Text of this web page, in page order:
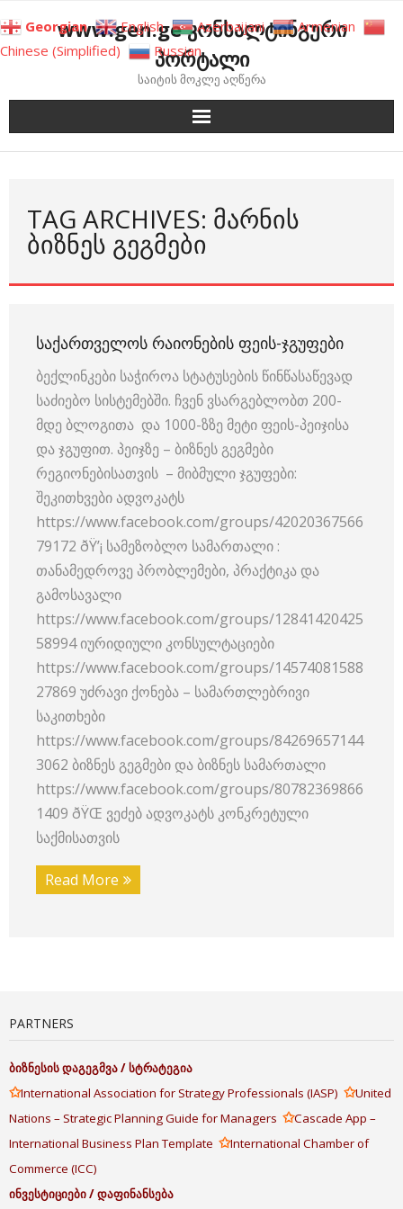
to
content
www.gen.ge კონსალტინგური
პორტალი
საიტის მოკლე აღწერა
TAG ARCHIVES: ᲛᲐᲠᲜᲘᲡ
ᲑᲘᲖᲜᲔᲡ ᲒᲔᲒᲛᲔᲑᲘ
ᲡᲐᲥᲐᲠᲗᲕᲔᲚᲝᲡ ᲠᲐᲘᲝᲜᲔᲑᲘᲡ ᲤᲔᲘᲡ-ᲯᲒᲣᲤᲔᲑᲘ
ბექლინკები საჭიროა სტატუსების წინწასაწევად
საძიებო სისტემებში. ჩვენ ვსარგებლობთ 200-
მდე ბლოგითა და 1000-ზზე მეტი ფეის-პეიჯისა
და ჯგუფით. პეიჯზე – ბიზნეს გეგმები
რეგიონებისათვის – მიბმული ჯგუფები:
შეკითხვები ადვოკატს
https://www.facebook.com/groups/42020367566
79172 ðŸ’¡ სამეზობლო სამართალი :
თანამედროვე პრობლემები, პრაქტიკა და
გამოსავალი
https://www.facebook.com/groups/12841420425
58994 იურიდიული კონსულტაციები
https://www.facebook.com/groups/14574081588
27869 უძრავი ქონება – სამართლებრივი
საკითხები
https://www.facebook.com/groups/84269657144
3062 ბიზნეს გეგმები და ბიზნეს სამართალი
https://www.facebook.com/groups/80782369866
1409 ðŸŒ ვეძებ ადვოკატს კონკრეტული
საქმისათვის
Read More
PARTNERS
ბიზნესისდაგეგმვა/სტრატეგია
✩International Association for Strategy Professionals (IASP) ✩United
Nations – Strategic Planning Guide for Managers ✩Cascade App –
International Business Plan Template ✩International Chamber of
Commerce (ICC)
ინვესტიციები/დაფინანსება
Georgian English Azerbaijani
Armenian
Chinese (Simplified)
Russian